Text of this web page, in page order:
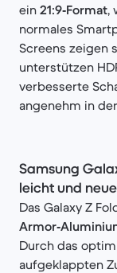
ein 21:9‑Format,
normales
Screens zeigen
unterstützen
verbesserte
angenehm in
Samsung
leicht und
Das Galaxy Z
Durch das
aufgeklappten